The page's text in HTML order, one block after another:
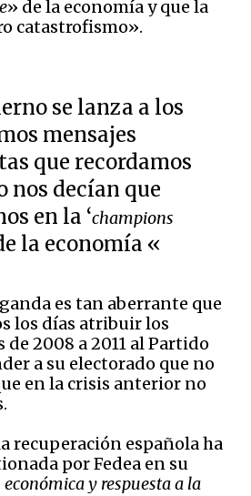
» de la economía y que la
catastrofismo».
se lanza a los
mensajes
que recordamos
nos decían que
en la ‘champions
la economía «
es tan aberrante que
los días atribuir los
de 2008 a 2011 al Partido
a su electorado que no
en la crisis anterior no
recuperación española ha
por Fedea en su
y respuesta a la